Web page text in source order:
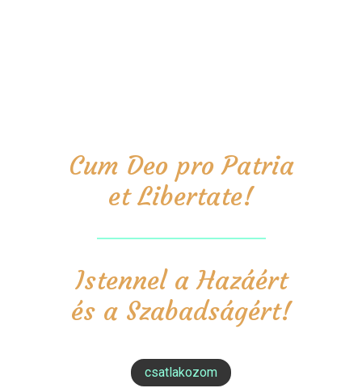
Cum Deo pro Patria
et Libertate!
Istennel a Hazáért
és a Szabadságért!
csatlakozom